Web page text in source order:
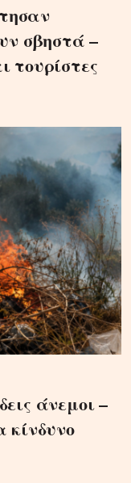
σβηστά –
τουρίστες
άνεμοι –
κίνδυνο